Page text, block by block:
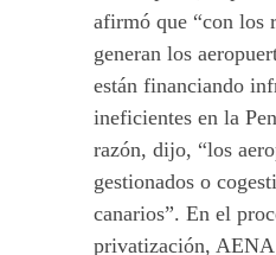
afirmó que “con los
generan los
están financiando
ineficientes en la
razón, dijo, “los
gestionados o
canarios”. En el
privatización, AENA